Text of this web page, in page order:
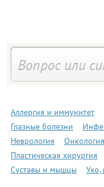
Аллергия и иммунитет
Глазные болезни
Неврология
Пластическая хирургия
Суставы и мышцы
Ухо,